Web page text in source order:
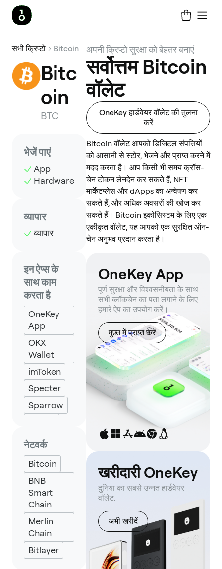
सभी क्रिप्टो Bitcoin
Bitc
oin
BTC
भेजें पाएं
App
Hardware
व्यापार
व्यापार
इन ऐप्स के
साथ काम
करता है
OneKey
App
OKX
Wallet
imToken
Specter
Sparrow
नेटवर्क
Bitcoin
BNB
Smart
Chain
Merlin
Chain
Bitlayer
अपनी क्रिप्टो सुरक्षा को बेहतर बनाएं
सर्वोत्तम Bitcoin
वॉलेट
OneKey हार्डवेयर वॉलेट की तुलना
करें
Bitcoin वॉलेट आपको डिजिटल संपत्तियों
को आसानी से स्टोर, भेजने और प्राप्त करने में
मदद करता है। आप किसी भी समय क्रॉस-
चेन टोकन लेनदेन कर सकते हैं, NFT
मार्केटप्लेस और dApps का अन्वेषण कर
सकते हैं, और अधिक अवसरों की खोज कर
सकते हैं। Bitcoin इकोसिस्टम के लिए एक
एकीकृत वॉलेट, यह आपको एक सुरक्षित ऑन-
चेन अनुभव प्रदान करता है।
OneKey App
पूर्ण सुरक्षा और विश्वसनीयता के साथ
सभी ब्लॉकचेन का पता लगाने के लिए
हमारे ऐप का उपयोग करें।
मुफ़्त में प्राप्त करें
खरीदारी OneKey
दुनिया का सबसे उन्नत हार्डवेयर
वॉलेट.
अभी खरीदें